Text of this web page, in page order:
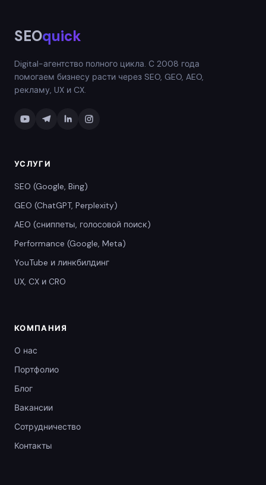
SEOquick
Digital-агентство полного цикла. С 2008 года
помогаем бизнесу расти через SEO, GEO, AEO,
рекламу, UX и CX.
УСЛУГИ
SEO (Google, Bing)
GEO (ChatGPT, Perplexity)
AEO (сниппеты, голосовой поиск)
Performance (Google, Meta)
YouTube и линкбилдинг
UX, CX и CRO
КОМПАНИЯ
О нас
Портфолио
Блог
Вакансии
Сотрудничество
Контакты